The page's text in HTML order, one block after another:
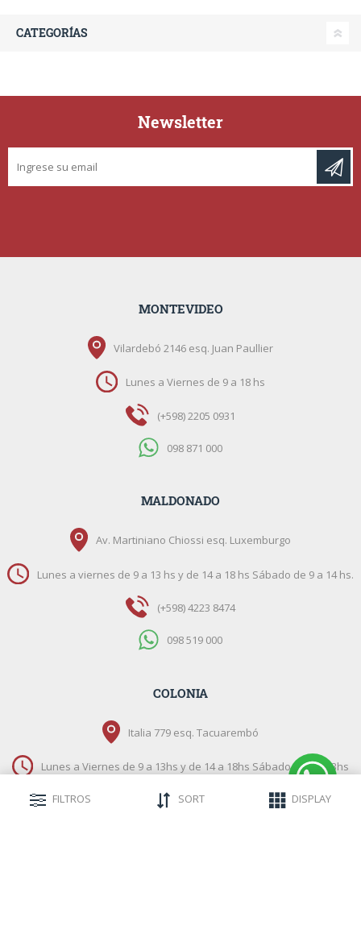
CATEGORÍAS
Newsletter
MONTEVIDEO
Vilardebó 2146 esq. Juan Paullier
Lunes a Viernes de 9 a 18 hs
(+598) 2205 0931
098 871 000
MALDONADO
Av. Martiniano Chiossi esq. Luxemburgo
Lunes a viernes de 9 a 13 hs y de 14 a 18 hs Sábado de 9 a 14 hs.
(+598) 4223 8474
098 519 000
COLONIA
Italia 779 esq. Tacuarembó
Lunes a Viernes de 9 a 13hs y de 14 a 18hs Sábado de 9 a 13hs
(+598) 4522 3003
FILTROS SORT DISPLAY